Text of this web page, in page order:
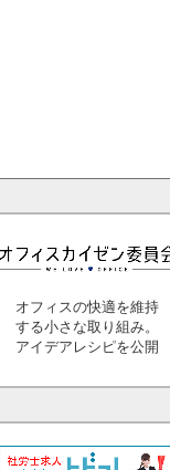
オフィスの快適を維持
する小さな取り組み。
アイデアレシピを公開